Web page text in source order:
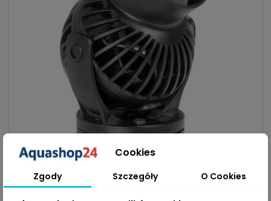
Cookies
Zgody Szczegóły O Cookies